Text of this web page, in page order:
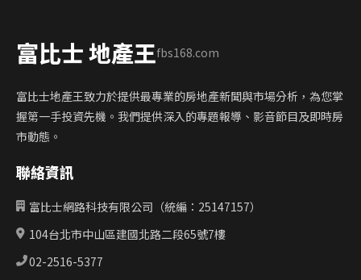
富比士 地產王fbs168.com
富比士地產王致力於提供最專業的房地產新聞與市場分析，為您掌
握第一手投資先機。我們提供深入的專題報導、影音節目及即時房
市動態。
聯絡資訊
富比士網路科技有限公司（統編：25147157）
104台北市中山區建國北路二段65號7樓
02-2516-5377